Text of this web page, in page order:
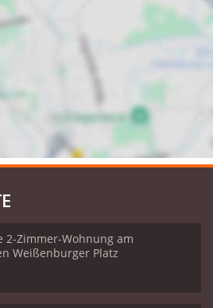
2-Zimmer-Wohnung am
Weißenburger Platz